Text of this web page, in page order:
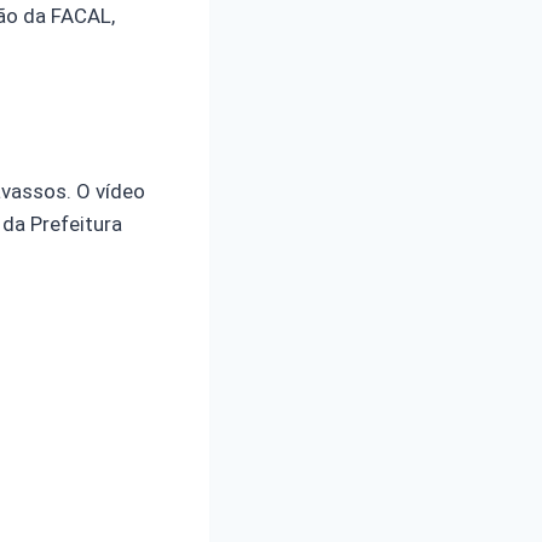
da FACAL,
O vídeo
Prefeitura